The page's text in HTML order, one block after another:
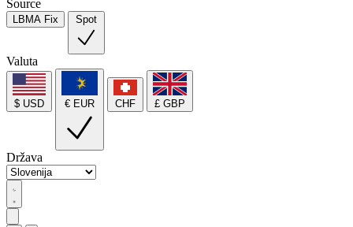
Source
LBMA Fix Spot
Valuta
$ USD € EUR CHF £ GBP
Država